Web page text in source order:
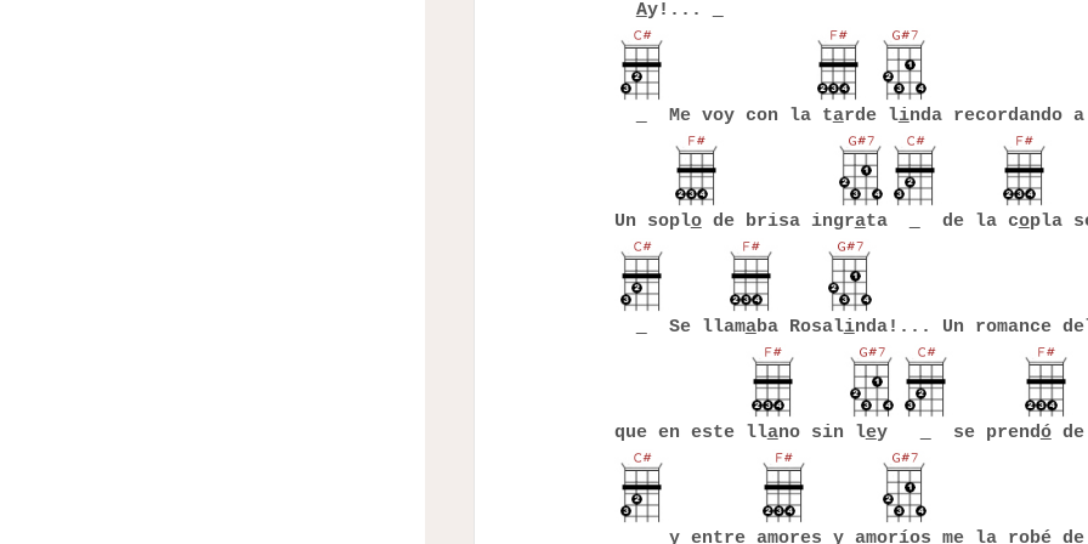
Ay!...
Me voy con la tarde linda recordando
Un soplode brisa ingrata de la copla
Se llamaba Rosalinda!... Un romance
que en este llano sin ley se prendóde
y entre amores y amoríos me la robé